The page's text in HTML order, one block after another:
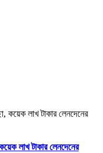
লাখ টাকার লেনদেনের